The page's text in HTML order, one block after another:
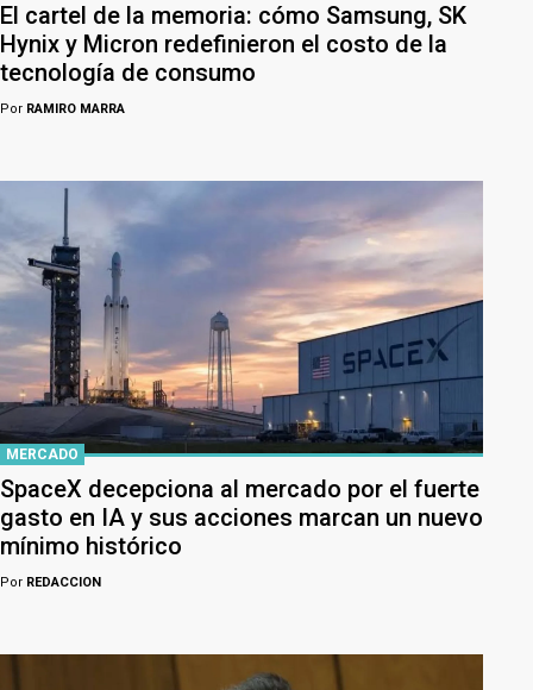
El cartel de la memoria: cómo Samsung, SK
Hynix y Micron redefinieron el costo de la
tecnología de consumo
Por RAMIRO MARRA
MERCADO
SpaceX decepciona al mercado por el fuerte
gasto en IA y sus acciones marcan un nuevo
mínimo histórico
Por REDACCION